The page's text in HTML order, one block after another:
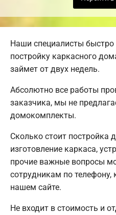
Наши специалисты
постройку каркасного
займет от двух недель.
Абсолютно все работы
заказчика, мы не
домокомплекты.
Сколько стоит постройка
изготовление каркаса,
прочие важные вопросы
сотрудникам по телефону,
нашем сайте.
Не входит в стоимость и